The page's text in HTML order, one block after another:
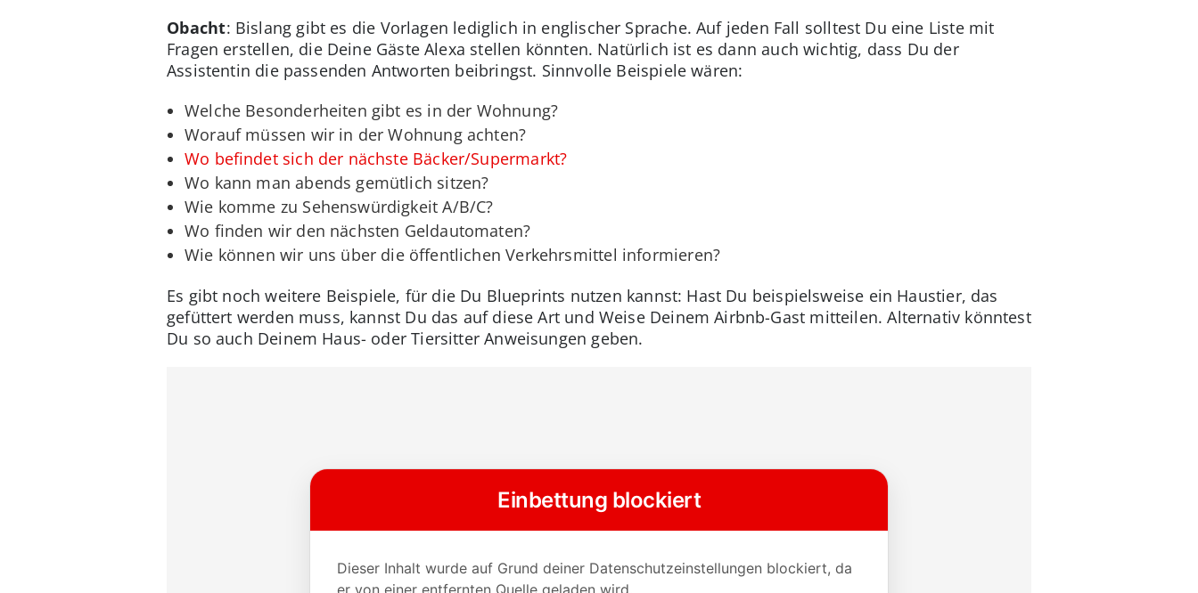
Obacht: Bislang gibt es die Vorlagen lediglich in englischer Sprache. Auf jeden Fall solltest Du eine Liste mit
Fragen erstellen, die Deine Gäste Alexa stellen könnten. Natürlich ist es dann auch wichtig, dass Du der
Assistentin die passenden Antworten beibringst. Sinnvolle Beispiele wären:
Welche Besonderheiten gibt es in der Wohnung?
Worauf müssen wir in der Wohnung achten?
Wo befindet sich der nächste Bäcker/Supermarkt?
Wo kann man abends gemütlich sitzen?
Wie komme zu Sehenswürdigkeit A/B/C?
Wo finden wir den nächsten Geldautomaten?
Wie können wir uns über die öffentlichen Verkehrsmittel informieren?
Es gibt noch weitere Beispiele, für die Du Blueprints nutzen kannst: Hast Du beispielsweise ein Haustier, das
gefüttert werden muss, kannst Du das auf diese Art und Weise Deinem Airbnb-Gast mitteilen. Alternativ könntest
Du so auch Deinem Haus- oder Tiersitter Anweisungen geben.